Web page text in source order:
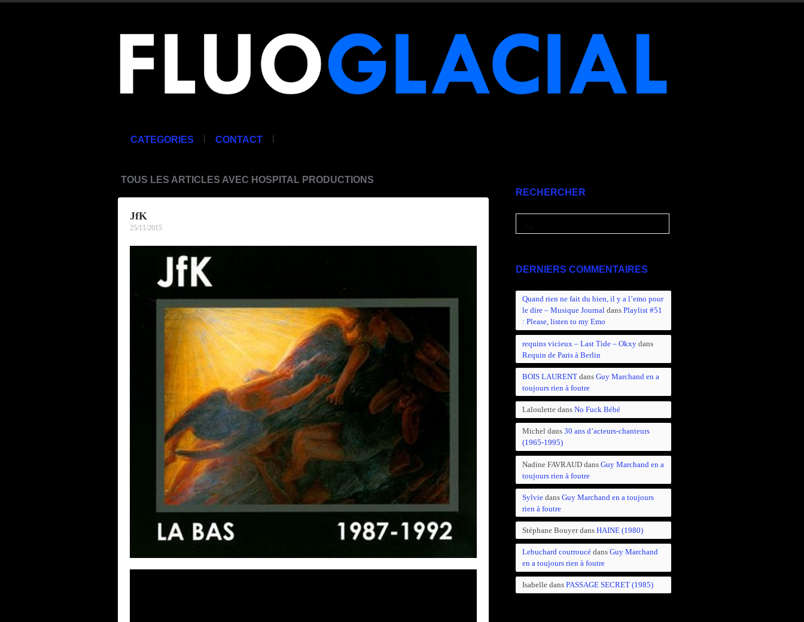
CATEGORIES | CONTACT |
TOUS LES ARTICLES AVEC HOSPITAL PRODUCTIONS
JfK
25/11/2015
RECHERCHER
DERNIERS COMMENTAIRES
Quand rien ne fait du bien, il y a l’emo pour
le dire – Musique Journaldans Playlist #51
: Please, listen to my Emo
requins vicieux – Last Tide – Okxydans
Requin de Paris à Berlin
BOIS LAURENTdans Guy Marchand en a
toujours rien à foutre
Laloulettedans No Fuck Bébé
Micheldans 30 ans d’acteurs-chanteurs
(1965-1995)
Nadine FAVRAUDdans Guy Marchand en a
toujours rien à foutre
Sylviedans Guy Marchand en a toujours
rien à foutre
Stéphane Bouyerdans HAINE (1980)
Lebuchard courroucédans Guy Marchand
en a toujours rien à foutre
Isabelledans PASSAGE SECRET (1985)